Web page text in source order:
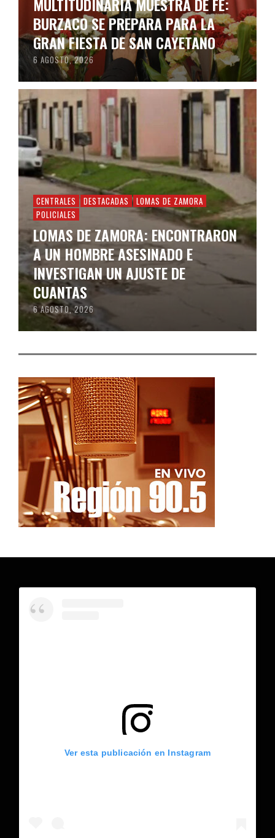
BURZACO SE PREPARA PARA LA
GRAN FIESTA DE SAN CAYETANO
6 AGOSTO, 2026
CENTRALES DESTACADAS
LOMAS DE ZAMORA
POLICIALES
LOMAS DE ZAMORA: ENCONTRARON
A UN HOMBRE ASESINADO E
INVESTIGAN UN AJUSTE DE
CUANTAS
6 AGOSTO, 2026
Ver esta publicación en Instagram